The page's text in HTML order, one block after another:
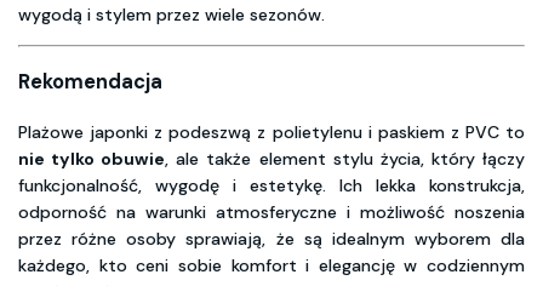
wygodą i stylem przez wiele sezonów.
Rekomendacja
Plażowe japonki z podeszwą z polietylenu i paskiem z PVC to
nie tylko obuwie, ale także element stylu życia, który łączy
funkcjonalność, wygodę i estetykę. Ich lekka konstrukcja,
odporność na warunki atmosferyczne i możliwość noszenia
przez różne osoby sprawiają, że są idealnym wyborem dla
każdego, kto ceni sobie komfort i elegancję w codziennym